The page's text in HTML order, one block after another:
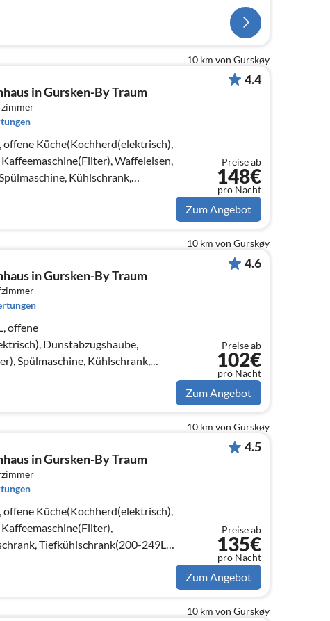
10 km von Gurskøy
in Gursken-By Traum
offene Küche(Kochherd(elektrisch),
Waffeleisen,
Kühlschrank,
4.4
Preise ab
148€
pro Nacht
Zum Angebot
10 km von Gurskøy
in Gursken-By Traum
offene
Dunstabzugshaube,
Spülmaschine, Kühlschrank,
4.6
Preise ab
102€
pro Nacht
Zum Angebot
10 km von Gurskøy
in Gursken-By Traum
offene Küche(Kochherd(elektrisch),
Tiefkühlschrank(200-249L),
4.5
Preise ab
135€
pro Nacht
Zum Angebot
10 km von Gurskøy